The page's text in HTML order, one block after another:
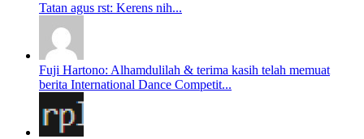
Tatan agus rst: Kerens nih...
Fuji Hartono: Alhamdulilah & terima kasih telah memuat
berita International Dance Competit...